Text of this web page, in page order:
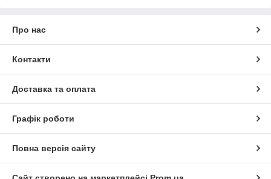
Про нас
Контакти
Доставка та оплата
Графік роботи
Повна версія сайту